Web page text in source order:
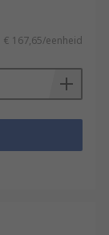
€ 167,65/eenheid